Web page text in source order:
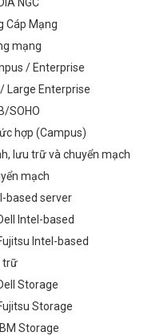
Cáp Mạng
mạng
/ Enterprise
/ Large Enterprise
SOHO
hợp (Campus)
lưu trữ và chuyển mạch
mạch
based server
Intel-based
Intel-based
trữ
Storage
Storage
IBM Storage